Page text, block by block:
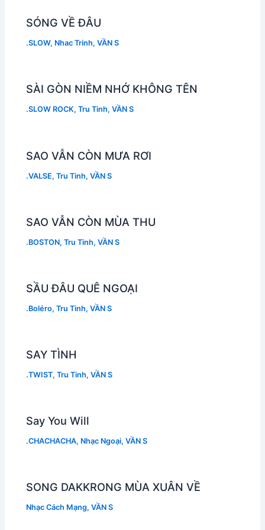
SÓNG VỀ ĐÂU
.SLOW, Nhac Trinh,VẦN S
SÀI GÒN NIỀM NHỚ KHÔNG TÊN
.SLOW ROCK,Tru Tinh,VẦN S
SAO VẪN CÒN MƯA RƠI
.VALSE,Tru Tinh,VẦN S
SAO VẪN CÒN MÙA THU
.BOSTON,Tru Tinh,VẦN S
SẦU ĐÂU QUÊ NGOẠI
.Boléro,Tru Tinh,VẦN S
SAY TÌNH
.TWIST,Tru Tinh,VẦN S
Say You Will
.CHACHACHA, Nhạc Ngoại,VẦN S
SONG DAKKRONG MÙA XUÂN VỀ
Nhạc Cách Mạng,VẦN S